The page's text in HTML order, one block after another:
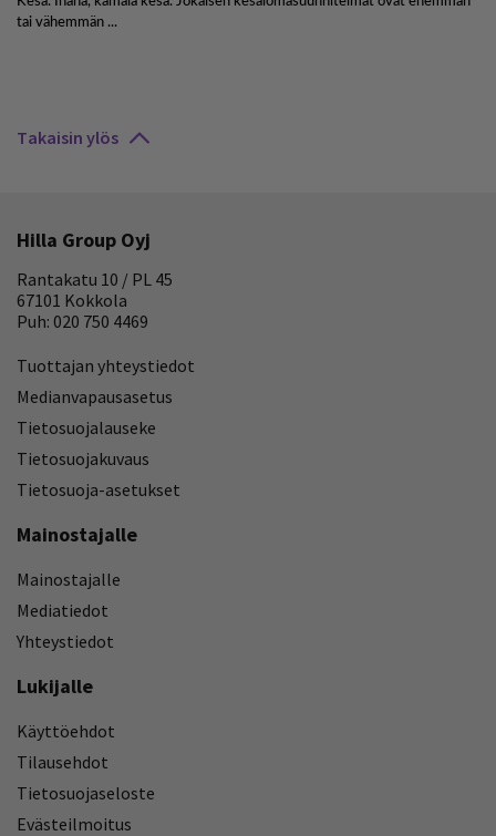
Takaisin ylös
Hilla Group Oyj
Rantakatu 10 / PL 45
67101 Kokkola
Puh: 020 750 4469
Tuottajan yhteystiedot
Medianvapausasetus
Tietosuojalauseke
Tietosuojakuvaus
Tietosuoja-asetukset
Mainostajalle
Mainostajalle
Mediatiedot
Yhteystiedot
Lukijalle
Käyttöehdot
Tilausehdot
Tietosuojaseloste
Evästeilmoitus